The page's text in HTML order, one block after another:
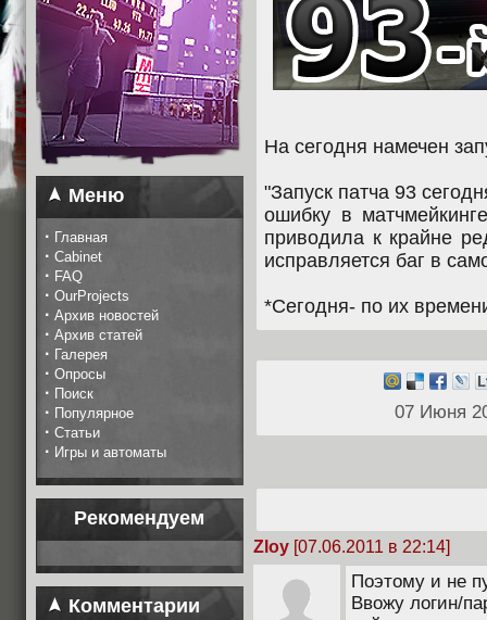
Меню
· Главная
· Cabinet
· FAQ
· OurProjects
· Архив новостей
· Архив статей
· Галерея
· Опросы
· Поиск
· Популярное
· Статьи
· Игры и автоматы
Рекомендуем
Комментарии
На сегодня намечен
"Запуск патча 93
ошибку в
приводила к крайне
исправляется баг в
*Сегодня- по их
07 Июня
Zloy [07.06.2011 в 22:14]
Поэтому и не
Ввожу логин/